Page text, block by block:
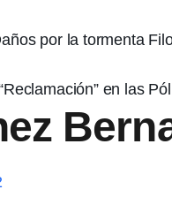
por la tormenta
en las